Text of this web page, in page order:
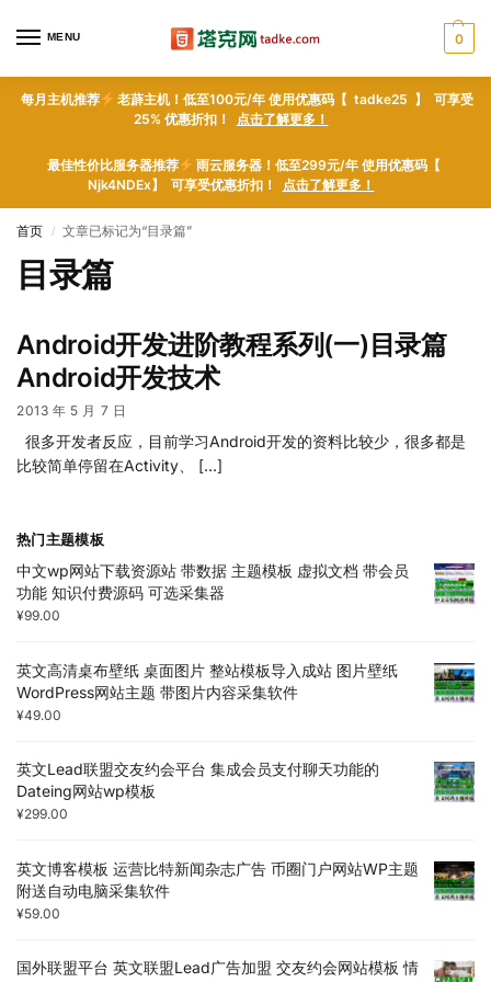
MENU 0
每月主机推荐
老薜主机！低至100元/年 使用优惠码【 tadke25 】 可享受
25% 优惠折扣！ 点击了解更多！
最佳性价比服务器推荐
雨云服务器！低至299元/年 使用优惠码【
Njk4NDEx】 可享受优惠折扣！ 点击了解更多！
首页 / 文章已标记为“目录篇”
目录篇
Android开发进阶教程系列(一)目录篇
Android开发技术
2013 年 5 月 7 日
很多开发者反应，目前学习Android开发的资料比较少，很多都是
比较简单停留在Activity、 […]
热门主题模板
中文wp网站下载资源站 带数据 主题模板 虚拟文档 带会员
功能 知识付费源码 可选采集器
¥99.00
英文高清桌布壁纸 桌面图片 整站模板导入成站 图片壁纸
WordPress网站主题 带图片内容采集软件
¥49.00
英文Lead联盟交友约会平台 集成会员支付聊天功能的
Dateing网站wp模板
¥299.00
英文博客模板 运营比特新闻杂志广告 币圈门户网站WP主题
附送自动电脑采集软件
¥59.00
国外联盟平台 英文联盟Lead广告加盟 交友约会网站模板 情